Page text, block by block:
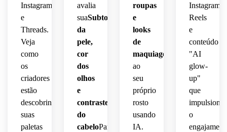
Instagram
e
Threads.
Veja
como
os
criadores
estão
descobrindo
suas
paletas
avalia
suaSubtom
da
pele,
cor
dos
olhos
e
contraste
do
cabeloPara
roupas
e
looks
de
maquiagem
Aplicado
ao
seu
próprio
rosto
usando
IA.
Instagram
Reels
e
conteúdo
"AI
glow-
up"
que
impulsiona
o